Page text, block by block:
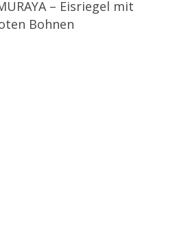
– Eisriegel mit
Bohnen